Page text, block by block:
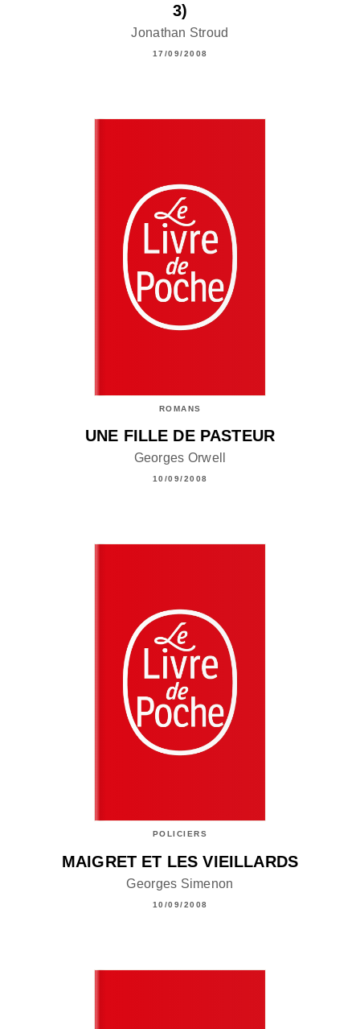
3)
Jonathan Stroud
17/09/2008
ROMANS
UNE FILLE DE PASTEUR
Georges Orwell
10/09/2008
POLICIERS
MAIGRET ET LES VIEILLARDS
Georges Simenon
10/09/2008